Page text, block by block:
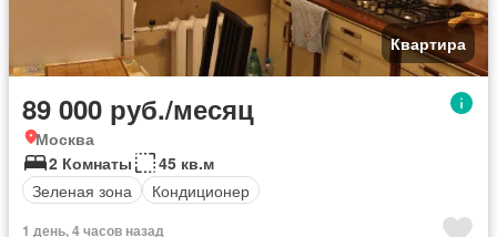
Квартира
89 000 руб./месяц
Москва
2 Комнаты
45 кв.м
Зеленая зона
Кондиционер
1 день, 4 часов назад